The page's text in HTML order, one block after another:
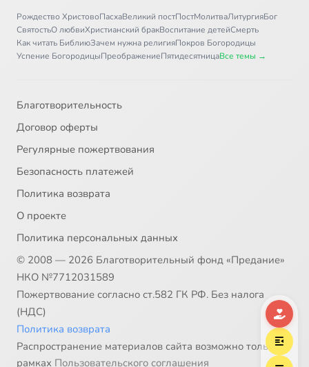
Рождество ХристовоПасхаВеликий постПостМолитваЛитургияБог
СвятостьО любвиХристианский бракВоспитание детейСмерть
Как читать БиблиюЗачем нужна религияПокров Богородицы
Успение БогородицыПреображениеПятидесятницаВсе темы →
Благотворительность
Договор оферты
Регулярные пожертвования
Безопасность платежей
Политика возврата
О проекте
Политика персональных данных
© 2008 — 2026 Благотворительный фонд «Предание»
НКО №7712031589
Пожертвование согласно ст.582 ГК РФ. Без налога
(НДС)
Политика возврата
Распространение материалов сайта возможно только в
рамках Пользовательского соглашения